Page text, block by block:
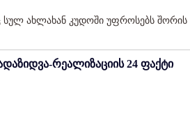
ახლახან კუდოში უფროსებს შორის
რეალიზაციის 24 ფაქტი